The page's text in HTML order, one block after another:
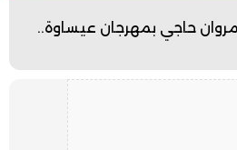
مروان حاجي بمهرجان عيساوة..